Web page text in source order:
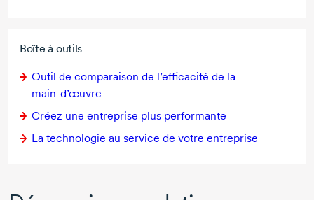
Boîte à outils
Outil de comparaison de l’efficacité de la
main-d’œuvre
Créez une entreprise plus performante
La technologie au service de votre entreprise